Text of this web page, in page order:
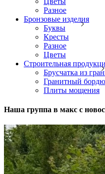
Разное
Бронзовые изделия
Буквы
Кресты
Разное
Цветы
Строительная
Брусчатка из
Гранитный
Плиты мощения
Наша группа в макс с